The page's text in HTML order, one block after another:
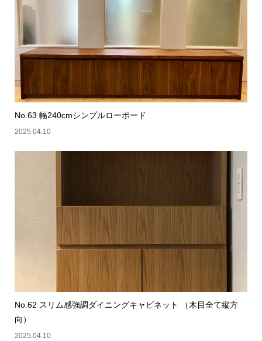
No.63 幅240cmシンプルローボード
2025.04.10
No.62 スリム感強調ダイニングキャビネット （木目全て縦方
向）
2025.04.10